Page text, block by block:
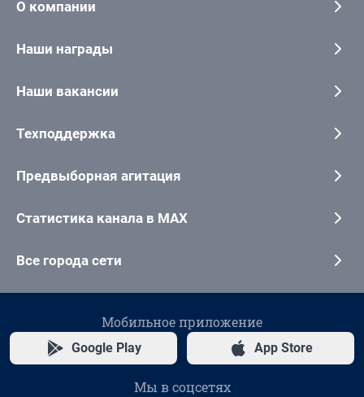
О компании
Наши награды
Наши вакансии
Техподдержка
Предвыборная агитация
Статистика канала в MAX
Все города сети
Мобильное приложение
Google Play App Store
Мы в соцсетях